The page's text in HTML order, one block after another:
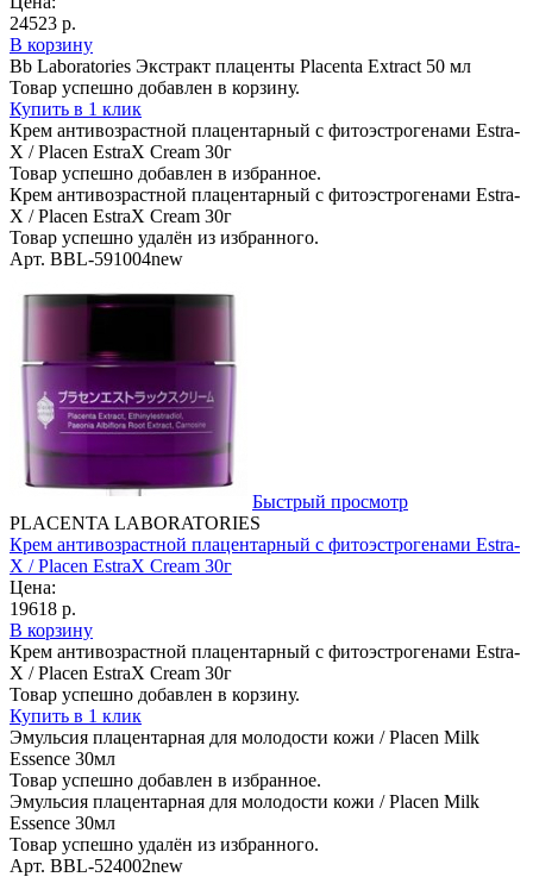
24523 р.
В корзину
Bb Laboratories Экстракт плаценты Placenta Extract 50 мл
Товар успешно добавлен в корзину.
Купить в 1 клик
Крем антивозрастной плацентарный с фитоэстрогенами Estra-
X / Placen EstraX Cream 30г
Товар успешно добавлен в избранное.
Крем антивозрастной плацентарный с фитоэстрогенами Estra-
X / Placen EstraX Cream 30г
Товар успешно удалён из избранного.
Арт. BBL-591004new
Быстрый просмотр
PLACENTA LABORATORIES
Крем антивозрастной плацентарный с фитоэстрогенами Estra-
X / Placen EstraX Cream 30г
Цена:
19618 р.
В корзину
Крем антивозрастной плацентарный с фитоэстрогенами Estra-
X / Placen EstraX Cream 30г
Товар успешно добавлен в корзину.
Купить в 1 клик
Эмульсия плацентарная для молодости кожи / Placen Milk
Essence 30мл
Товар успешно добавлен в избранное.
Эмульсия плацентарная для молодости кожи / Placen Milk
Essence 30мл
Товар успешно удалён из избранного.
Арт. BBL-524002new